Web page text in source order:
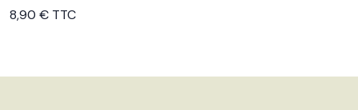
Voir le produit
8,90 € TTC